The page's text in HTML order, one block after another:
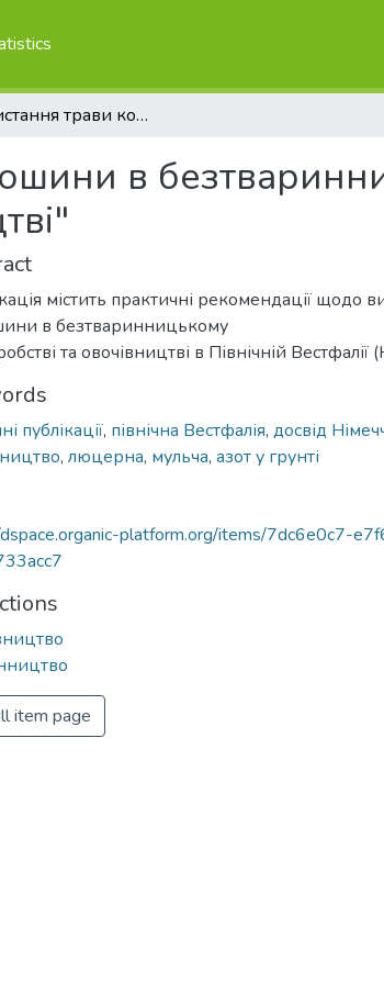
"Використання трави конюшини в безтваринницькому землеробстві та овочівництві"
в
містить практичні рекомендації щодо
в безтваринницькому
та овочівництві в Північній Вестфалії
публікації, північна Вестфалія, досвід
, люцерна, мульча, азот у грунті
platform.org/items/7dc6e0c7-
item page